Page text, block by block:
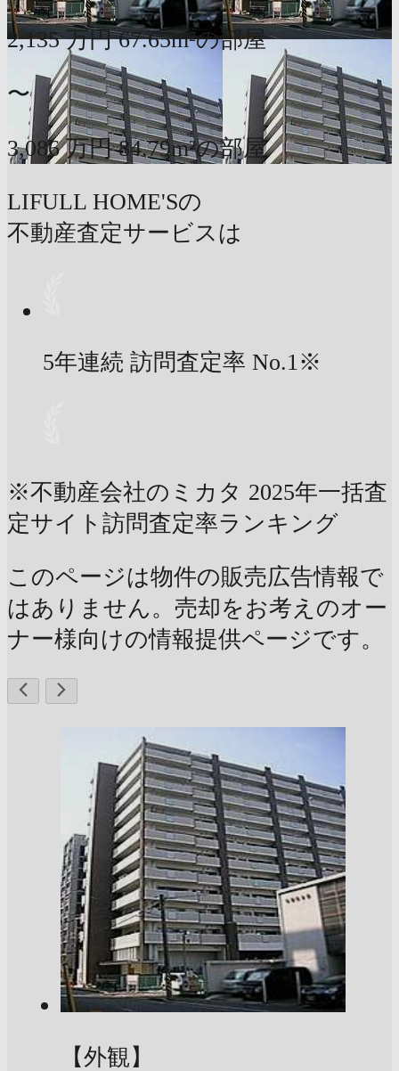
2,135 万円 67.65m²の部屋
〜
3,086 万円 84.79m²の部屋
LIFULL HOME'Sの
不動産査定サービスは
5年連続 訪問査定率 No.1※
※不動産会社のミカタ 2025年一括査
定サイト訪問査定率ランキング
このページは物件の販売広告情報で
はありません。売却をお考えのオー
ナー様向けの情報提供ページです。
【外観】